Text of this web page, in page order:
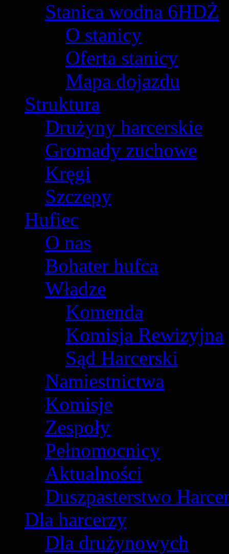
Stanica wodna 6HDŻ
O stanicy
Oferta stanicy
Mapa dojazdu
Struktura
Drużyny harcerskie
Gromady zuchowe
Kręgi
Szczepy
Hufiec
O nas
Bohater hufca
Władze
Komenda
Komisja Rewizyjna
Sąd Harcerski
Namiestnictwa
Komisje
Zespoły
Pełnomocnicy
Aktualności
Duszpasterstwo
Dla harcerzy
Dla drużynowych